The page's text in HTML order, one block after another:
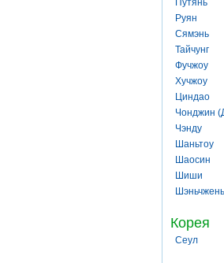
Путянь
Руян
Сямэнь
Тайчунг
Фучжоу
Хучжоу
Циндао
Чонджин
Чэнду
Шаньтоу
Шаосин
Шиши
Шэньчжень
Корея
Сеул